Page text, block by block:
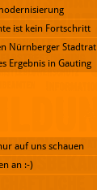
ist kein Fortschritt
Nürnberger Stadtrat
Ergebnis in Gauting
auf uns schauen
an :-)